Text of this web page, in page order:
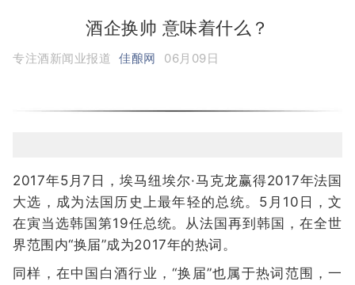
酒企换帅 意味着什么？
专注酒新闻业报道 佳酿网 06月09日
2017年5月7日，埃马纽埃尔·马克龙赢得2017年法国
大选，成为法国历史上最年轻的总统。5月10日，文
在寅当选韩国第19任总统。从法国再到韩国，在全世
界范围内“换届”成为2017年的热词。
同样，在中国白酒行业，“换届”也属于热词范围，一